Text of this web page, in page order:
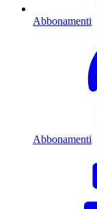
Abbonamenti
Abbonamenti